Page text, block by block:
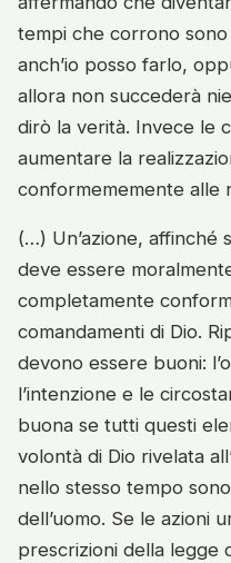
tempi che corrono
anch’io posso farlo,
allora non succederà
dirò la verità. Invece le
aumentare la
conformememente alle
(…) Un’azione, affinché
deve essere
completamente
comandamenti di Dio.
devono essere buoni:
l’intenzione e le
buona se tutti questi
volontà di Dio rivelata
nello stesso tempo
dell’uomo. Se le azioni
prescrizioni della legge